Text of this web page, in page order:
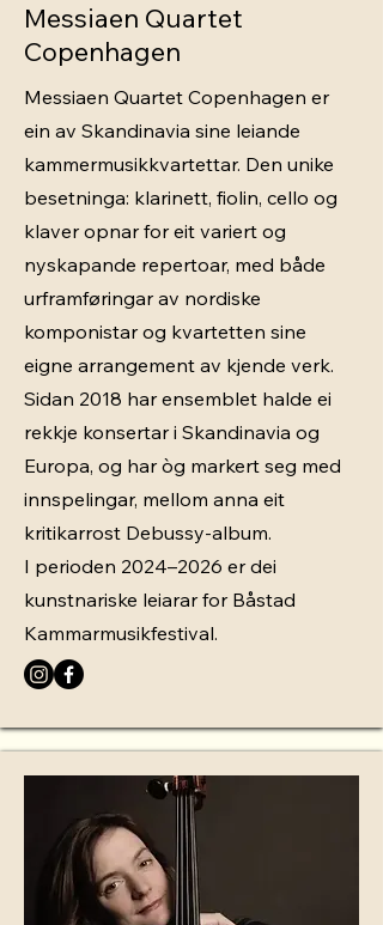
Messiaen Quartet
Copenhagen
Messiaen Quartet Copenhagen er
ein av Skandinavia sine leiande
kammermusikkvartettar. Den unike
besetninga: klarinett, fiolin, cello og
klaver opnar for eit variert og
nyskapande repertoar, med både
urframføringar av nordiske
komponistar og kvartetten sine
eigne arrangement av kjende verk.
Sidan 2018 har ensemblet halde ei
rekkje konsertar i Skandinavia og
Europa, og har òg markert seg med
innspelingar, mellom anna eit
kritikarrost Debussy-album.
I perioden 2024–2026 er dei
kunstnariske leiarar for Båstad
Kammarmusikfestival.